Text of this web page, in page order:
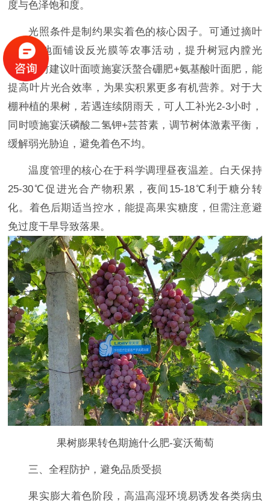
度与色泽饱和度。
光照条件是制约果实着色的核心因子。可通过摘叶
转果、地面铺设反光膜等农事活动，提升树冠内膛光
照。此时建议叶面喷施宴沃螯合硼肥+氨基酸叶面肥，能
提高叶片光合效率，为果实积累更多有机营养。对于大
棚种植的果树，若遇连续阴雨天，可人工补光2-3小时，
同时喷施宴沃磷酸二氢钾+芸苔素，调节树体激素平衡，
缓解弱光胁迫，避免着色不均。
温度管理的核心在于科学调理昼夜温差。白天保持
25-30℃促进光合产物积累，夜间15-18℃利于糖分转
化。着色后期适当控水，能提高果实糖度，但需注意避
免过度干旱导致落果。
果树膨果转色期施什么肥-宴沃葡萄
三、全程防护，避免品质受损
果实膨大着色阶段，高温高湿环境易诱发各类病虫